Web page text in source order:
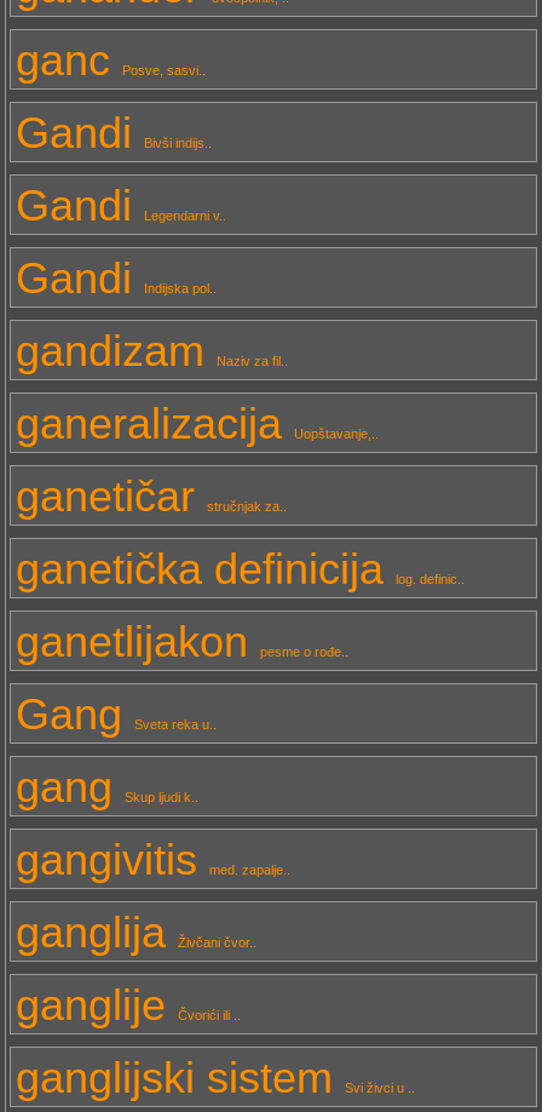
ganc Posve, sasvi..
Gandi Bivši indijs..
Gandi Legendarni v..
Gandi Indijska pol..
gandizam Naziv za fil..
ganeralizacija Uopštavanje,..
ganetičar stručnjak za..
ganetička definicija log. definic..
ganetlijakon pesme o rođe..
Gang Sveta reka u..
gang Skup ljudi k..
gangivitis med. zapalje..
ganglija Živčani čvor..
ganglije Čvorići ili ..
ganglijski sistem Svi živci u ..